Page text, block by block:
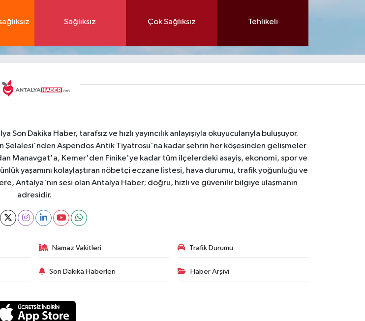
Sağlıksız Çok Sağlıksız Tehlikeli
Dakika Haber, tarafsız ve hızlı yayıncılık anlayışıyla okuyucularıyla buluşuyor.
Şelalesi'nden Aspendos Antik Tiyatrosu'na kadar şehrin her köşesinden gelişmeler
Manavgat'a, Kemer'den Finike'ye kadar tüm ilçelerdeki asayiş, ekonomi, spor ve
yaşamını kolaylaştıran nöbetçi eczane listesi, hava durumu, trafik yoğunluğu ve
Antalya'nın sesi olan Antalya Haber; doğru, hızlı ve güvenilir bilgiye ulaşmanın
adresidir.
Namaz Vakitleri Trafik Durumu
Son Dakika Haberleri Haber Arşivi